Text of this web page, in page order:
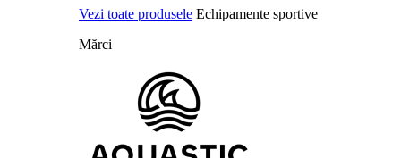
Vezi toate produsele Echipamente sportive
Mărci